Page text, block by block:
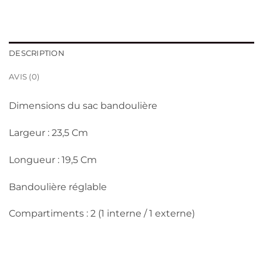
DESCRIPTION
AVIS (0)
Dimensions du sac bandoulière
Largeur : 23,5 Cm
Longueur : 19,5 Cm
Bandoulière réglable
Compartiments : 2 (1 interne / 1 externe)